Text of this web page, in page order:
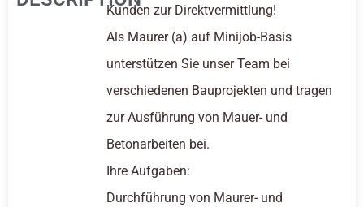
Kunden zur Direktvermittlung!
Als Maurer (a) auf Minijob-Basis
unterstützen Sie unser Team bei
verschiedenen Bauprojekten und tragen
zur Ausführung von Mauer- und
Betonarbeiten bei.
Ihre Aufgaben:
Durchführung von Maurer- und